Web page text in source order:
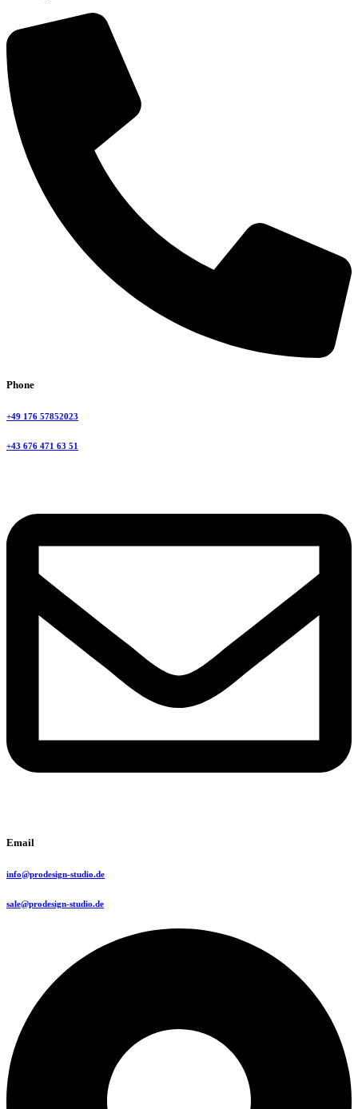
Phone
+49 176 57852023
+43 676 471 63 51
Email
info@prodesign-studio.de
sale@prodesign-studio.de